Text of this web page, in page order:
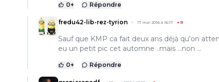
0+ Répondre
fredu42-lib-rez-tyrion 17 mai 2016 à 16:17 +11
Sauf que KMP ca fait deux ans déjà qu'on
eu un petit pic cet automne ..mais ...non ...
0+ Répondre